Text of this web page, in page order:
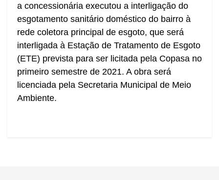
a concessionária executou a interligação do
esgotamento sanitário doméstico do bairro à
rede coletora principal de esgoto, que será
interligada à Estação de Tratamento de Esgoto
(ETE) prevista para ser licitada pela Copasa no
primeiro semestre de 2021. A obra será
licenciada pela Secretaria Municipal de Meio
Ambiente.